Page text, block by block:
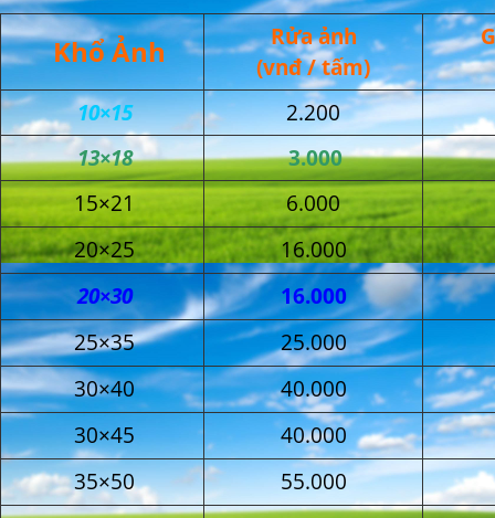
Khổ Ảnh
Rửa ảnh
(vnđ / tấm)
10×15
2.200
13×18
3.000
15×21
6.000
20×25
16.000
20×30
16.000
25×35
25.000
30×40
40.000
30×45
40.000
35×50
55.000